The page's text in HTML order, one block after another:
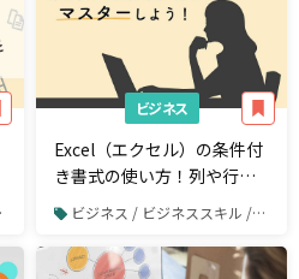
ビジネス
Excel（エクセル）の条件付
き書式の使い方！列や行、
セルにうまく色付けしよう
ビジネス / ビジネススキル / Excel